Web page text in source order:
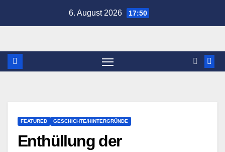
6. August 2026 17:50
FEATURED GESCHICHTE/HINTERGRÜNDE
Enthüllung der